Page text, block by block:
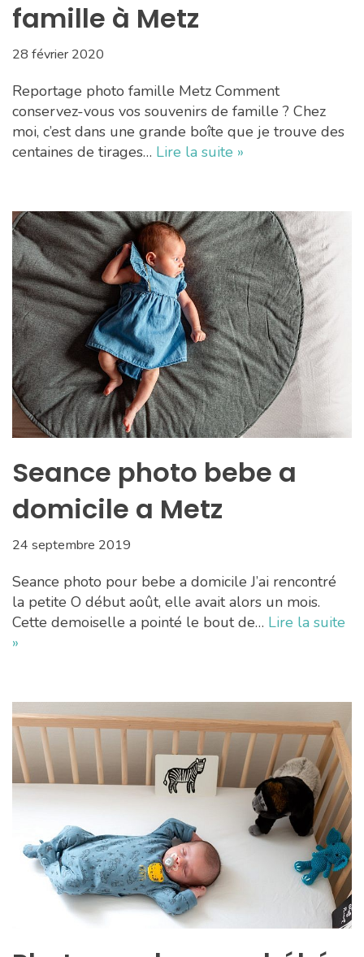
famille à Metz
28 février 2020
Reportage photo famille Metz Comment
conservez-vous vos souvenirs de famille ? Chez
moi, c’est dans une grande boîte que je trouve des
centaines de tirages… Lire la suite »
Seance photo bebe a
domicile a Metz
24 septembre 2019
Seance photo pour bebe a domicile J’ai rencontré
la petite O début août, elle avait alors un mois.
Cette demoiselle a pointé le bout de… Lire la suite
»